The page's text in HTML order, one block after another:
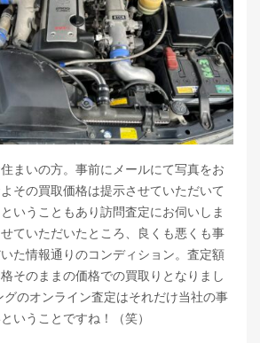
まいの方。事前にメールにて写真をお
その買取価格は提示させていただいて
いうこともあり訪問査定にお伺いしま
ていただいたところ、良くも悪くも事
た情報通りのコンディション。査定額
そのままの価格での買取りとなりまし
グのオンライン査定はそれだけ当社の事
いうことですね！（笑）